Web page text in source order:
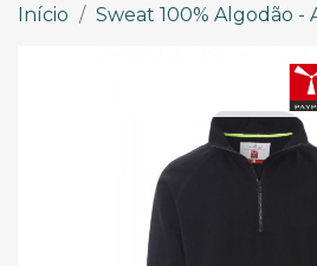
Início Sweat 100% Algodão -